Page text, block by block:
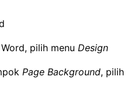
pilih menu Design
Page Background, pilih